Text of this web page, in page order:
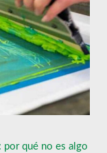
por qué no es algo